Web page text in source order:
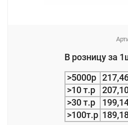
В розницу за
>5000р
>10 т.р
>30 т.р
>100т.р